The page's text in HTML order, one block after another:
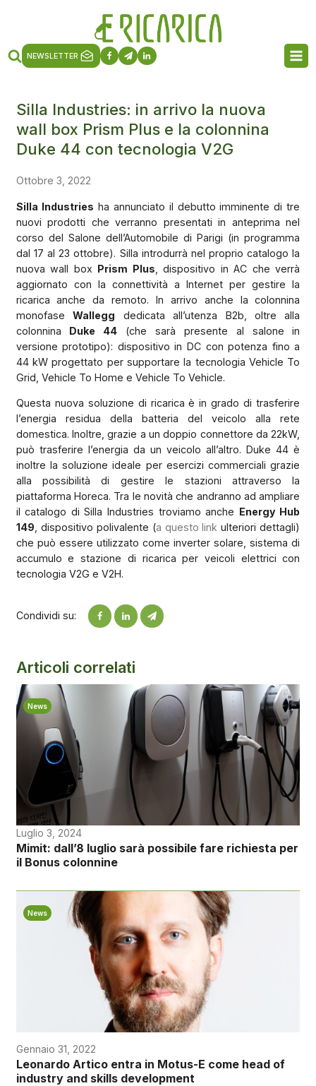
NEWSLETTER
Silla Industries: in arrivo la nuova
wall box Prism Plus e la colonnina
Duke 44 con tecnologia V2G
Ottobre 3, 2022
Silla Industries ha annunciato il debutto imminente di tre
nuovi prodotti che verranno presentati in anteprima nel
corso del Salone dell’Automobile di Parigi (in programma
dal 17 al 23 ottobre). Silla introdurrà nel proprio catalogo la
nuova wall box Prism Plus , dispositivo in AC che verrà
aggiornato con la connettività a Internet per gestire la
ricarica anche da remoto. In arrivo anche la colonnina
monofaseWallegg dedicata all’utenza B2b, oltre alla
colonnina Duke 44 (che sarà presente al salone in
versione prototipo): dispositivo in DC con potenza fino a
44 kW progettato per supportare la tecnologia Vehicle To
Grid, Vehicle To Home e Vehicle To Vehicle.
Questa nuova soluzione di ricarica è in grado di trasferire
l’energia residua della batteria del veicolo alla rete
domestica. Inoltre, grazie a un doppio connettore da 22kW,
può trasferire l’energia da un veicolo all’altro. Duke 44 è
inoltre la soluzione ideale per esercizi commerciali grazie
alla possibilità di gestire le stazioni attraverso la
piattaforma Horeca. Tra le novità che andranno ad ampliare
il catalogo di Silla Industries troviamo anche Energy Hub
149 , dispositivo polivalente (a questo link ulteriori dettagli)
che può essere utilizzato come inverter solare, sistema di
accumulo e stazione di ricarica per veicoli elettrici con
tecnologia V2G e V2H.
Condividi su:
Articoli correlati
News
Luglio 3, 2024
Mimit: dall’8 luglio sarà possibile fare richiesta per
il Bonus colonnine
News
Gennaio 31, 2022
Leonardo Artico entra in Motus-E come head of
industry and skills development